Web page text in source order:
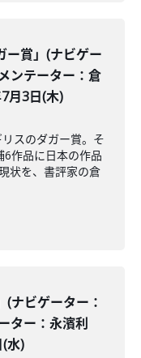
ー賞」(ナビゲー
ンテーター：倉
月3日(木)
スのダガー賞。そ
作品に日本の作品
状を、書評家の倉
(ナビゲーター：
ター：永濱利
水)